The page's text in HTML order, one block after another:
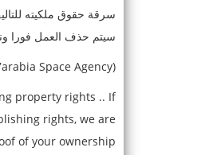
سرقة حقوق ملكيته
سيتم حذف العمل فورا
(7arabia Space Agency) : A very important statement
property rights .. If
rights, we are
of your ownership